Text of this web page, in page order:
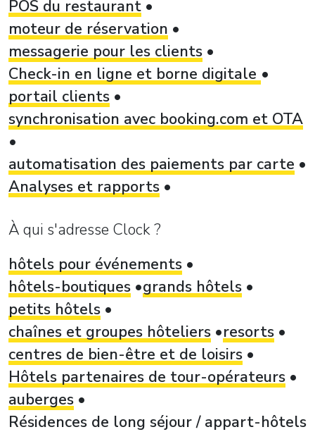
POS du restaurant
moteur de réservation
messagerie pour les clients
Check-in en ligne et borne digitale
portail clients
synchronisation avec booking.com et OTA
automatisation des paiements par carte
Analyses et rapports
À qui s'adresse Clock ?
hôtels pour événements
hôtels-boutiques grands hôtels
petits hôtels
chaînes et groupes hôteliers
resorts
centres de bien-être et de loisirs
Hôtels partenaires de tour-opérateurs
auberges
Résidences de long séjour / appart-hôtels